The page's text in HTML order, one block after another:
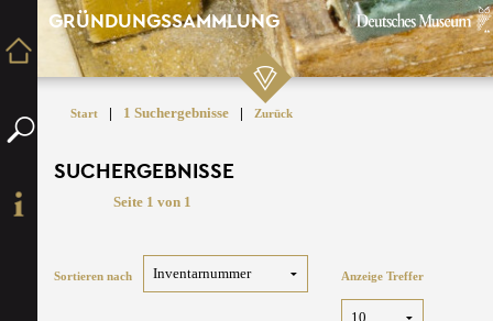
GRÜNDUNGSSAMMLUNG
Start | 1 Suchergebnisse | Zurück
SUCHERGEBNISSE
Seite 1 von 1
Sortieren nach Anzeige Treffer